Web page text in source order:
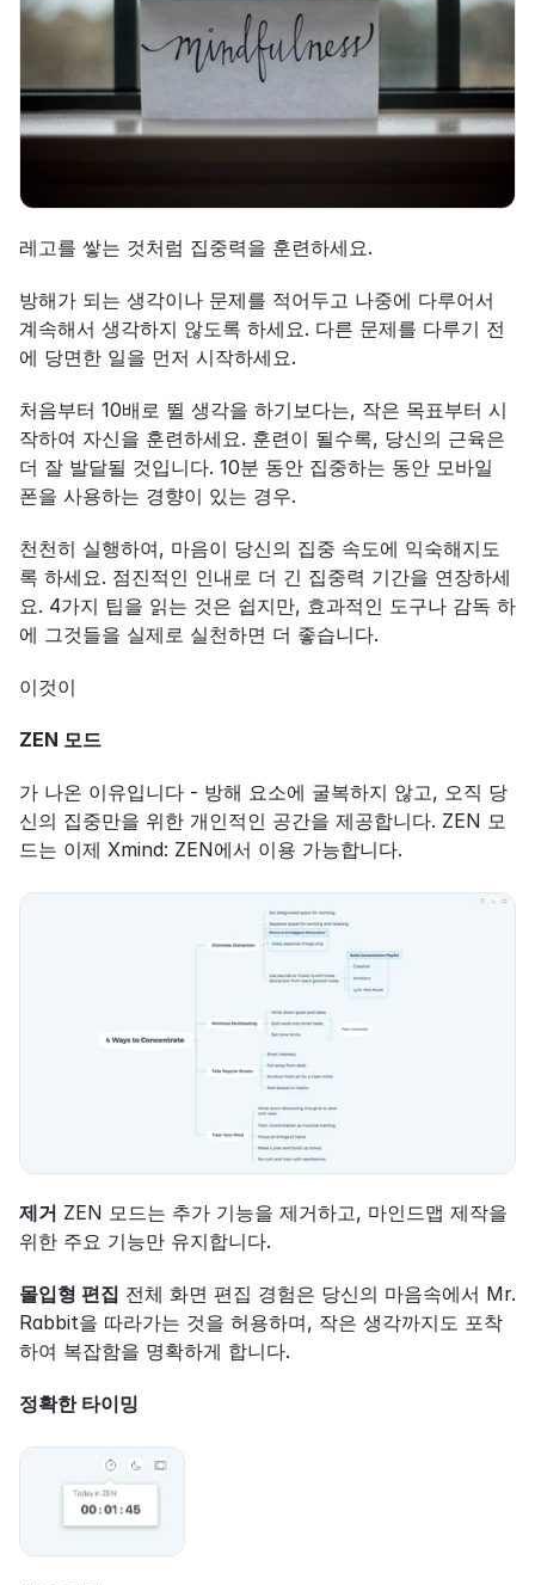
레고를 쌓는 것처럼 집중력을 훈련하세요.
방해가 되는 생각이나 문제를 적어두고 나중에 다루어서
계속해서 생각하지 않도록 하세요. 다른 문제를 다루기 전
에 당면한 일을 먼저 시작하세요.
처음부터 10배로 뛸 생각을 하기보다는, 작은 목표부터 시
작하여 자신을 훈련하세요. 훈련이 될수록, 당신의 근육은
더 잘 발달될 것입니다. 10분 동안 집중하는 동안 모바일
폰을 사용하는 경향이 있는 경우.
천천히 실행하여, 마음이 당신의 집중 속도에 익숙해지도
록 하세요. 점진적인 인내로 더 긴 집중력 기간을 연장하세
요. 4가지 팁을 읽는 것은 쉽지만, 효과적인 도구나 감독 하
에 그것들을 실제로 실천하면 더 좋습니다.
이것이
ZEN 모드
가 나온 이유입니다 - 방해 요소에 굴복하지 않고, 오직 당
신의 집중만을 위한 개인적인 공간을 제공합니다. ZEN 모
드는 이제 Xmind: ZEN에서 이용 가능합니다.
제거 ZEN 모드는 추가 기능을 제거하고, 마인드맵 제작을
위한 주요 기능만 유지합니다.
몰입형 편집 전체 화면 편집 경험은 당신의 마음속에서 Mr.
Rabbit을 따라가는 것을 허용하며, 작은 생각까지도 포착
하여 복잡함을 명확하게 합니다.
정확한 타이밍